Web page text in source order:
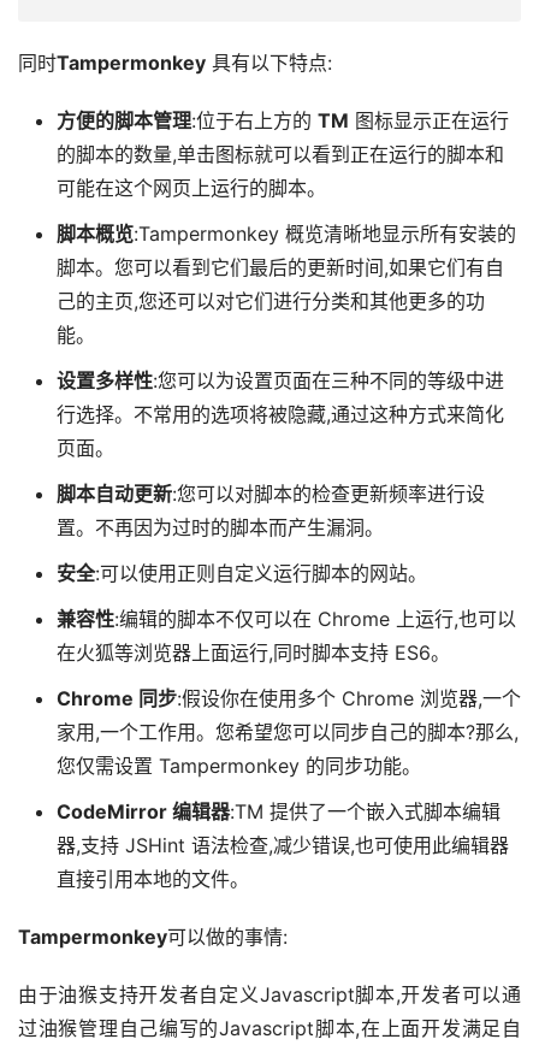
同时Tampermonkey 具有以下特点:
方便的脚本管理:位于右上方的 TM 图标显示正在运行
的脚本的数量,单击图标就可以看到正在运行的脚本和
可能在这个网页上运行的脚本。
脚本概览:Tampermonkey 概览清晰地显示所有安装的
脚本。您可以看到它们最后的更新时间,如果它们有自
己的主页,您还可以对它们进行分类和其他更多的功
能。
设置多样性:您可以为设置页面在三种不同的等级中进
行选择。不常用的选项将被隐藏,通过这种方式来简化
页面。
脚本自动更新:您可以对脚本的检查更新频率进行设
置。不再因为过时的脚本而产生漏洞。
安全:可以使用正则自定义运行脚本的网站。
兼容性:编辑的脚本不仅可以在 Chrome 上运行,也可以
在火狐等浏览器上面运行,同时脚本支持 ES6。
Chrome 同步:假设你在使用多个 Chrome 浏览器,一个
家用,一个工作用。您希望您可以同步自己的脚本?那么,
您仅需设置 Tampermonkey 的同步功能。
CodeMirror 编辑器:TM 提供了一个嵌入式脚本编辑
器,支持 JSHint 语法检查,减少错误,也可使用此编辑器
直接引用本地的文件。
Tampermonkey可以做的事情:
由于油猴支持开发者自定义Javascript脚本,开发者可以通
过油猴管理自己编写的Javascript脚本,在上面开发满足自